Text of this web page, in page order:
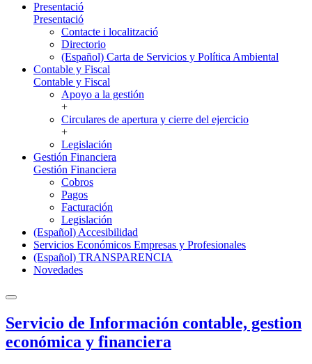
Presentació
Presentació
Contacte i localització
Directorio
(Español) Carta de Servicios y Política Ambiental
Contable y Fiscal
Contable y Fiscal
Apoyo a la gestión
+
Circulares de apertura y cierre del ejercicio
+
Legislación
Gestión Financiera
Gestión Financiera
Cobros
Pagos
Facturación
Legislación
(Español) Accesibilidad
Servicios Económicos Empresas y Profesionales
(Español) TRANSPARENCIA
Novedades
Servicio de Información contable, gestion
económica y financiera